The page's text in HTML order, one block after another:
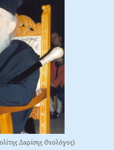
Λαρίσης Θεολόγος)